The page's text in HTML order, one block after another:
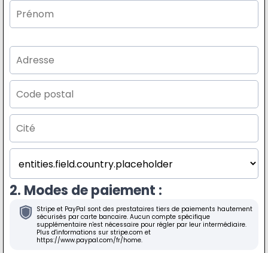
2. Modes de paiement :
Stripe et PayPal sont des prestataires tiers de paiements hautement
sécurisés par carte bancaire. Aucun compte spécifique
supplémentaire n'est nécessaire pour régler par leur intermédiaire.
Plus d'informations sur stripe.com et
https://www.paypal.com/fr/home.